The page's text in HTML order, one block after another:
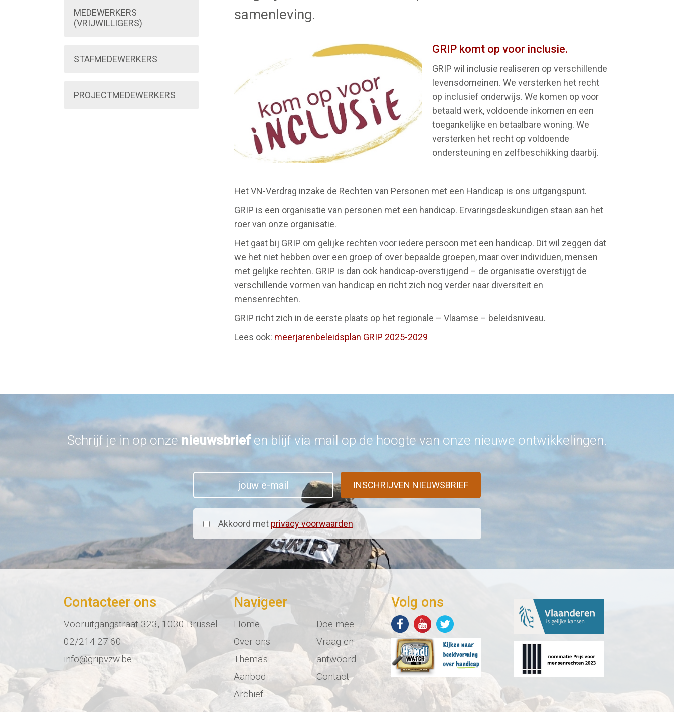
DENKGROEP
MEDEWERKERS
(VRIJWILLIGERS)
STAFMEDEWERKERS
PROJECTMEDEWERKERS
samenleving.
GRIP komt op voor inclusie.
GRIP wil inclusie realiseren op verschillende
levensdomeinen. We versterken het recht
op inclusief onderwijs. We komen op voor
betaald werk, voldoende inkomen en een
toegankelijke en betaalbare woning. We
versterken het recht op voldoende
ondersteuning en zelfbeschikking daarbij.
Het VN-Verdrag inzake de Rechten van Personen met een Handicap is ons uitgangspunt.
GRIP is een organisatie van personen met een handicap. Ervaringsdeskundigen staan aan het
roer van onze organisatie.
Het gaat bij GRIP om gelijke rechten voor iedere persoon met een handicap. Dit wil zeggen dat
we het niet hebben over een groep of over bepaalde groepen, maar over individuen, mensen
met gelijke rechten. GRIP is dan ook handicap-overstijgend – de organisatie overstijgt de
verschillende vormen van handicap en richt zich nog verder naar diversiteit en
mensenrechten.
GRIP richt zich in de eerste plaats op het regionale – Vlaamse – beleidsniveau.
Lees ook: meerjarenbeleidsplan GRIP 2025-2029
Schrijf je in op onzenieuwsbriefen blijf via mail op de hoogte van onze nieuwe ontwikkelingen.
Akkoord met privacy voorwaarden
Contacteer ons
Vooruitgangstraat 323, 1030 Brussel
02/214.27.60
info@gripvzw.be
Navigeer
Home
Over ons
Thema's
Aanbod
Archief
Doe mee
Vraag en
antwoord
Contact
Volg ons